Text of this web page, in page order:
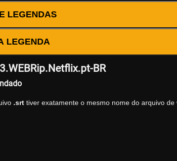
LEGENDAS
LEGENDA
BR
.srttiver exatamente o mesmo nome do arquivo de